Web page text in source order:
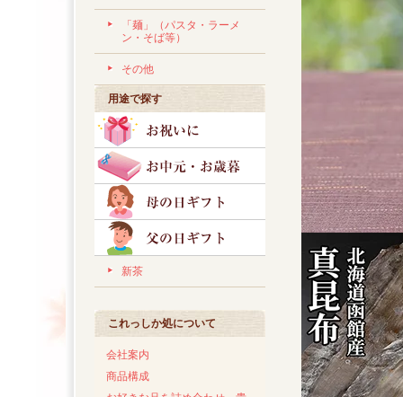
「麺」（パスタ・ラーメ
ン・そば等）
その他
用途で探す
新茶
これっしか処について
会社案内
商品構成